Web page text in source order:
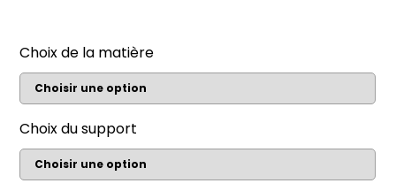
Choix de la matière
Choix du support